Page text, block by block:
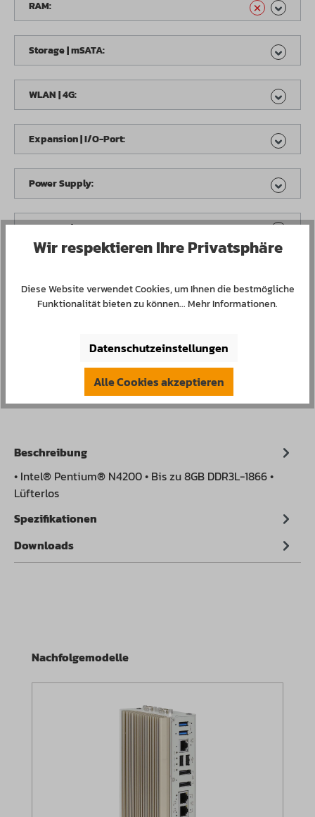
RAM:
Storage | mSATA:
WLAN | 4G:
Expansion | I/O-Port:
Power Supply:
Accessories:
Produkt Anzahl: Gib den gewünschten
Konfiguration speichern und teilen
Produktnummer:650121.1
Beschreibung
• Intel® Pentium® N4200 • Bis zu 8GB DDR3L-1866 •
Lüfterlos
Spezifikationen
Downloads
Produktgalerie überspringen
Nachfolgemodelle
Wir respektieren Ihre Privatsphäre
Diese Website verwendet Cookies, um Ihnen die bestmögliche
Funktionalität bieten zu können...Mehr Informationen.
Datenschutzeinstellungen
Alle Cookies akzeptieren